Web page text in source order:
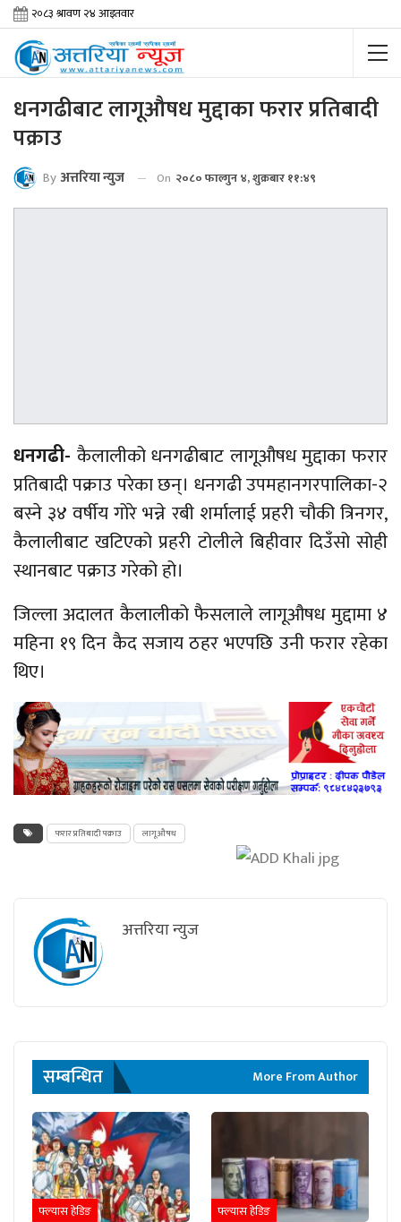
धनगढीबाट लागूऔषध मुद्दाका फरार प्रतिबादी
पक्राउ
By अत्तरिया न्युज On २०८० फाल्गुन ४, शुक्रबार ११:४९
धनगढी- कैलालीको धनगढीबाट लागूऔषध मुद्दाका फरार
प्रतिबादी पक्राउ परेका छन्। धनगढी उपमहानगरपालिका-२
बस्ने ३४ वर्षीय गोरे भन्ने रबी शर्मालाई प्रहरी चौकी त्रिनगर,
कैलालीबाट खटिएको प्रहरी टोलीले बिहीवार दिउँसो सोही
स्थानबाट पक्राउ गरेको हो।
जिल्ला अदालत कैलालीको फैसलाले लागूऔषध मुद्दामा ४
महिना १९ दिन कैद सजाय ठहर भएपछि उनी फरार रहेका
थिए।
फरार प्रतिबादी पक्राउ लागूऔषध
अत्तरिया न्युज
सम्बन्धित More From Author
फ्ल्यास हेडिङ फ्ल्यास हेडिङ